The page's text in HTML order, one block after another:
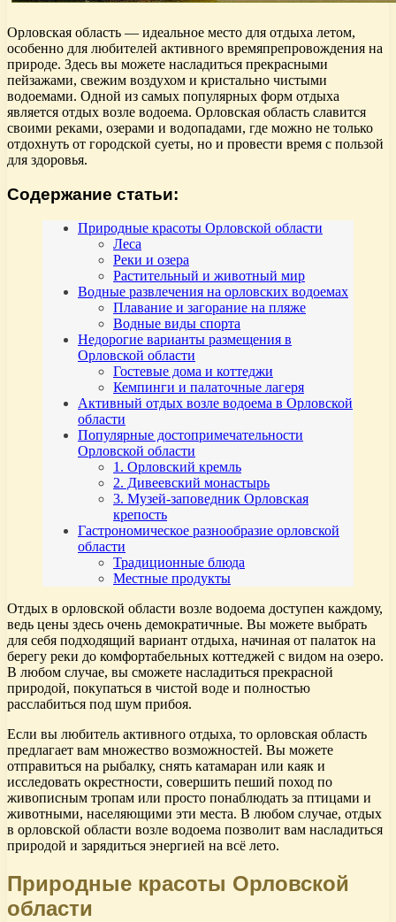
Орловская область — идеальное место для отдыха летом,
особенно для любителей активного времяпрепровождения на
природе. Здесь вы можете насладиться прекрасными
пейзажами, свежим воздухом и кристально чистыми
водоемами. Одной из самых популярных форм отдыха
является отдых возле водоема. Орловская область славится
своими реками, озерами и водопадами, где можно не только
отдохнуть от городской суеты, но и провести время с пользой
для здоровья.
Содержание статьи:
Природные красоты Орловской области
Леса
Реки и озера
Растительный и животный мир
Водные развлечения на орловских водоемах
Плавание и загорание на пляже
Водные виды спорта
Недорогие варианты размещения в
Орловской области
Гостевые дома и коттеджи
Кемпинги и палаточные лагеря
Активный отдых возле водоема в Орловской
области
Популярные достопримечательности
Орловской области
1. Орловский кремль
2. Дивеевский монастырь
3. Музей-заповедник Орловская
крепость
Гастрономическое разнообразие орловской
области
Традиционные блюда
Местные продукты
Отдых в орловской области возле водоема доступен каждому,
ведь цены здесь очень демократичные. Вы можете выбрать
для себя подходящий вариант отдыха, начиная от палаток на
берегу реки до комфортабельных коттеджей с видом на озеро.
В любом случае, вы сможете насладиться прекрасной
природой, покупаться в чистой воде и полностью
расслабиться под шум прибоя.
Если вы любитель активного отдыха, то орловская область
предлагает вам множество возможностей. Вы можете
отправиться на рыбалку, снять катамаран или каяк и
исследовать окрестности, совершить пеший поход по
живописным тропам или просто понаблюдать за птицами и
животными, населяющими эти места. В любом случае, отдых
в орловской области возле водоема позволит вам насладиться
природой и зарядиться энергией на всё лето.
Природные красоты Орловской
области